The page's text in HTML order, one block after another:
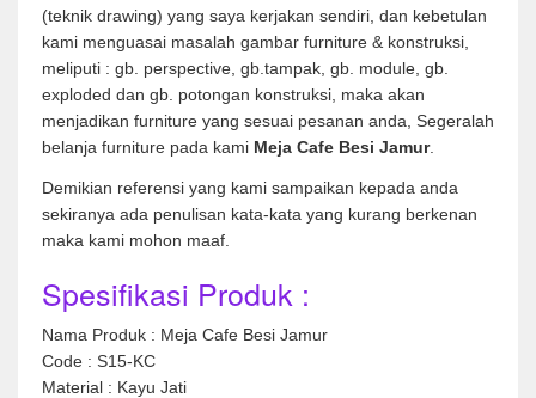
(teknik drawing) yang saya kerjakan sendiri, dan kebetulan
kami menguasai masalah gambar furniture & konstruksi,
meliputi : gb. perspective, gb.tampak, gb. module, gb.
exploded dan gb. potongan konstruksi, maka akan
menjadikan furniture yang sesuai pesanan anda, Segeralah
belanja furniture pada kami Meja Cafe Besi Jamur.
Demikian referensi yang kami sampaikan kepada anda
sekiranya ada penulisan kata-kata yang kurang berkenan
maka kami mohon maaf.
Spesifikasi Produk :
Nama Produk : Meja Cafe Besi Jamur
Code : S15-KC
Material : Kayu Jati